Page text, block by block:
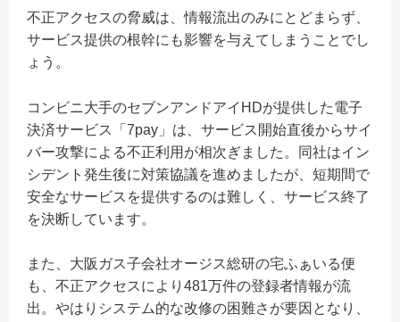
不正アクセスの脅威は、情報流出のみにとどまらず、
サービス提供の根幹にも影響を与えてしまうことでし
ょう。
コンビニ大手のセブンアンドアイHDが提供した電子
決済サービス「7pay」は、サービス開始直後からサイ
バー攻撃による不正利用が相次ぎました。同社はイン
シデント発生後に対策協議を進めましたが、短期間で
安全なサービスを提供するのは難しく、サービス終了
を決断しています。
また、大阪ガス子会社オージス総研の宅ふぁいる便
も、不正アクセスにより481万件の登録者情報が流
出。やはりシステム的な改修の困難さが要因となり、